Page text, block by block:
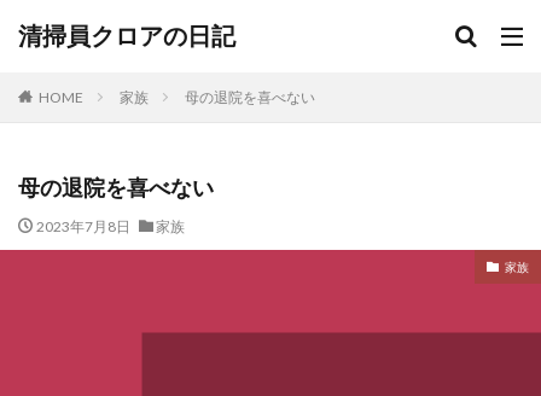
清掃員クロアの日記
HOME 家族 母の退院を喜べない
母の退院を喜べない
2023年7月8日 家族
家族